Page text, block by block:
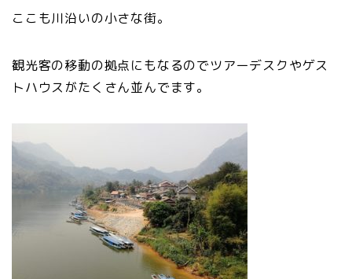
ここも川沿いの小さな街。
観光客の移動の拠点にもなるのでツアーデスクやゲス
トハウスがたくさん並んでます。